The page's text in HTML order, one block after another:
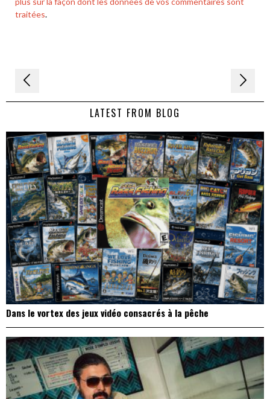
traitées.
Navigation
de LATEST FROM BLOG
Dans le vortex des jeux vidéo consacrés à la pêche